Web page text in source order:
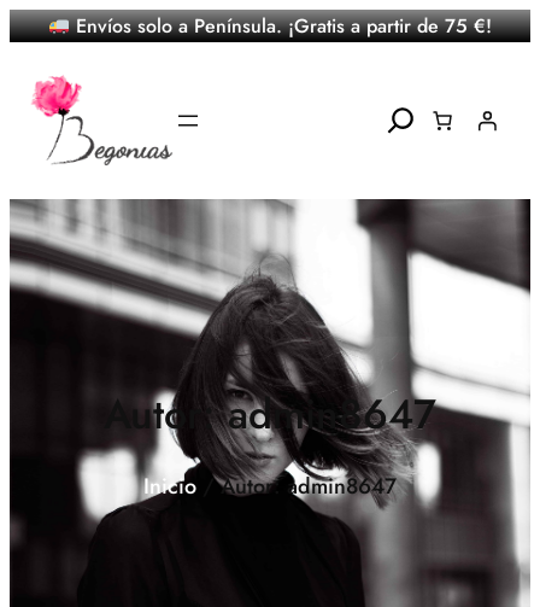
Envíos solo a Península. ¡Gratis a partir de 75 €!
contenido
Search
Autor:admin8647
Inicio / Autor: admin8647